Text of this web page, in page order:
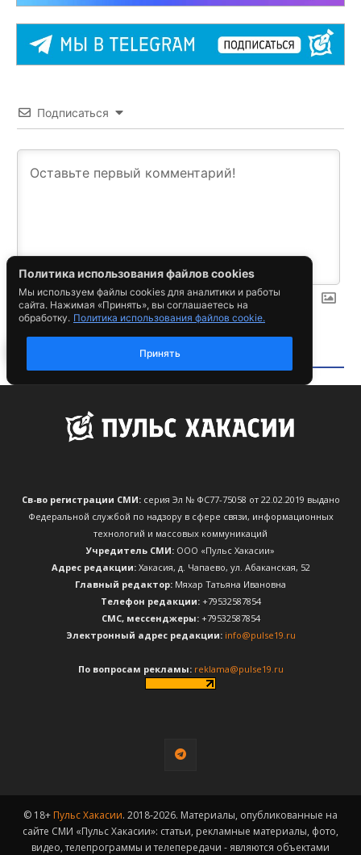
Св-во регистрации СМИ:серия Эл № ФС77-75058 от 22.02.2019 выдано
Федеральной службой по надзору в сфере связи, информационных
технологий и массовых коммуникаций
Учредитель СМИ: ООО «Пульс Хакасии»
Адрес редакции:Хакасия, д. Чапаево, ул. Абаканская, 52
Главный редактор: Мяхар Татьяна Ивановна
Телефон редакции:+79532587854
CМС, мессенджеры:+79532587854
Электронный адрес редакции: info@pulse19.ru
По вопросам рекламы: reklama@pulse19.ru
© 18+ Пульс Хакасии. 2018-2026. Материалы, опубликованные на
сайте СМИ «Пульс Хакасии»: статьи, рекламные материалы, фото,
видео, телепрограммы и телепередачи - являются объектами